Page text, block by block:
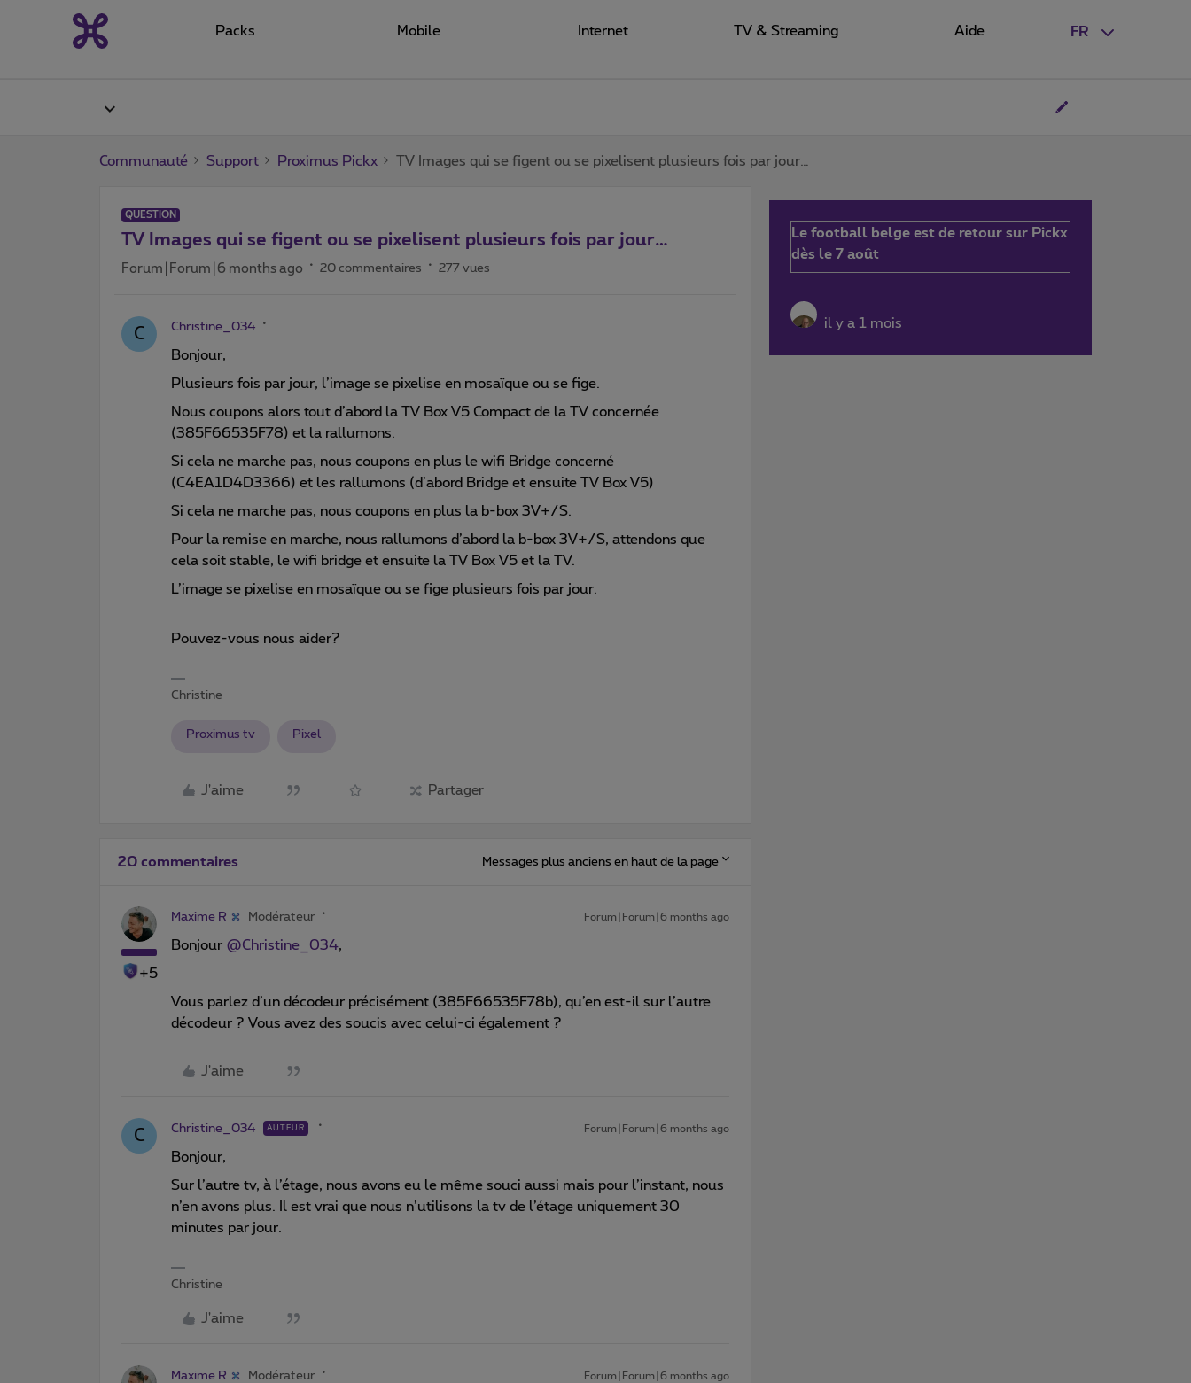
FR
Packs Mobile Internet TV & Streaming Aide
Communauté Support Proximus Pickx TV Images qui se figent ou se pixelisent plusieurs fois par jour…
QUESTION
TV Images qui se figent ou se pixelisent plusieurs fois par jour…
Forum|Forum|6 months ago 20 commentaires 277 vues
C Christine_034
Bonjour,
Plusieurs fois par jour, l’image se pixelise en mosaïque ou se fige.
Nous coupons alors tout d’abord la TV Box V5 Compact de la TV concernée
(385F66535F78) et la rallumons.
Si cela ne marche pas, nous coupons en plus le wifi Bridge concerné
(C4EA1D4D3366) et les rallumons (d’abord Bridge et ensuite TV Box V5)
Si cela ne marche pas, nous coupons en plus la b-box 3V+/S.
Pour la remise en marche, nous rallumons d’abord la b-box 3V+/S, attendons que
cela soit stable, le wifi bridge et ensuite la TV Box V5 et la TV.
L’image se pixelise en mosaïque ou se fige plusieurs fois par jour.
Pouvez-vous nous aider?
Christine
Proximus tv Pixel
J'aime Partager
20 commentaires Messages plus anciens en haut de la page
+5
Maxime R Modérateur Forum|Forum|6 months ago
Bonjour ​ @Christine_034,
Vous parlez d’un décodeur précisément (385F66535F78b), qu’en est-il sur l’autre
décodeur ? Vous avez des soucis avec celui-ci également ?
J'aime
C Christine_034 AUTEUR Forum|Forum|6 months ago
Bonjour,
Sur l’autre tv, à l’étage, nous avons eu le même souci aussi mais pour l’instant, nous
n’en avons plus. Il est vrai que nous n’utilisons la tv de l’étage uniquement 30
minutes par jour.
Christine
J'aime
Maxime R Modérateur Forum|Forum|6 months ago
Le football belge est de retour sur Pickx
dès le 7 août
il y a 1 mois